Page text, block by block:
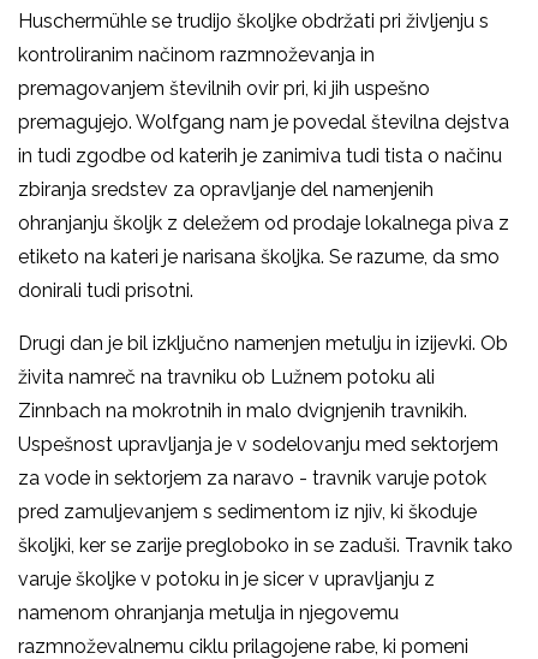
Huschermühle se trudijo školjke obdržati pri življenju s
kontroliranim načinom razmnoževanja in
premagovanjem številnih ovir pri, ki jih uspešno
premagujejo. Wolfgang nam je povedal številna dejstva
in tudi zgodbe od katerih je zanimiva tudi tista o načinu
zbiranja sredstev za opravljanje del namenjenih
ohranjanju školjk z deležem od prodaje lokalnega piva z
etiketo na kateri je narisana školjka. Se razume, da smo
donirali tudi prisotni.
Drugi dan je bil izključno namenjen metulju in izijevki. Ob
živita namreč na travniku ob Lužnem potoku ali
Zinnbach na mokrotnih in malo dvignjenih travnikih.
Uspešnost upravljanja je v sodelovanju med sektorjem
za vode in sektorjem za naravo - travnik varuje potok
pred zamuljevanjem s sedimentom iz njiv, ki škoduje
školjki, ker se zarije pregloboko in se zaduši. Travnik tako
varuje školjke v potoku in je sicer v upravljanju z
namenom ohranjanja metulja in njegovemu
razmnoževalnemu ciklu prilagojene rabe, ki pomeni